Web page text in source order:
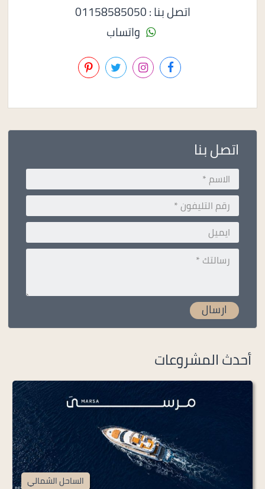
اتصل بنا : 01158585050
واتساب
اتصل بنا
أحدث المشروعات
الساحل الشمالي